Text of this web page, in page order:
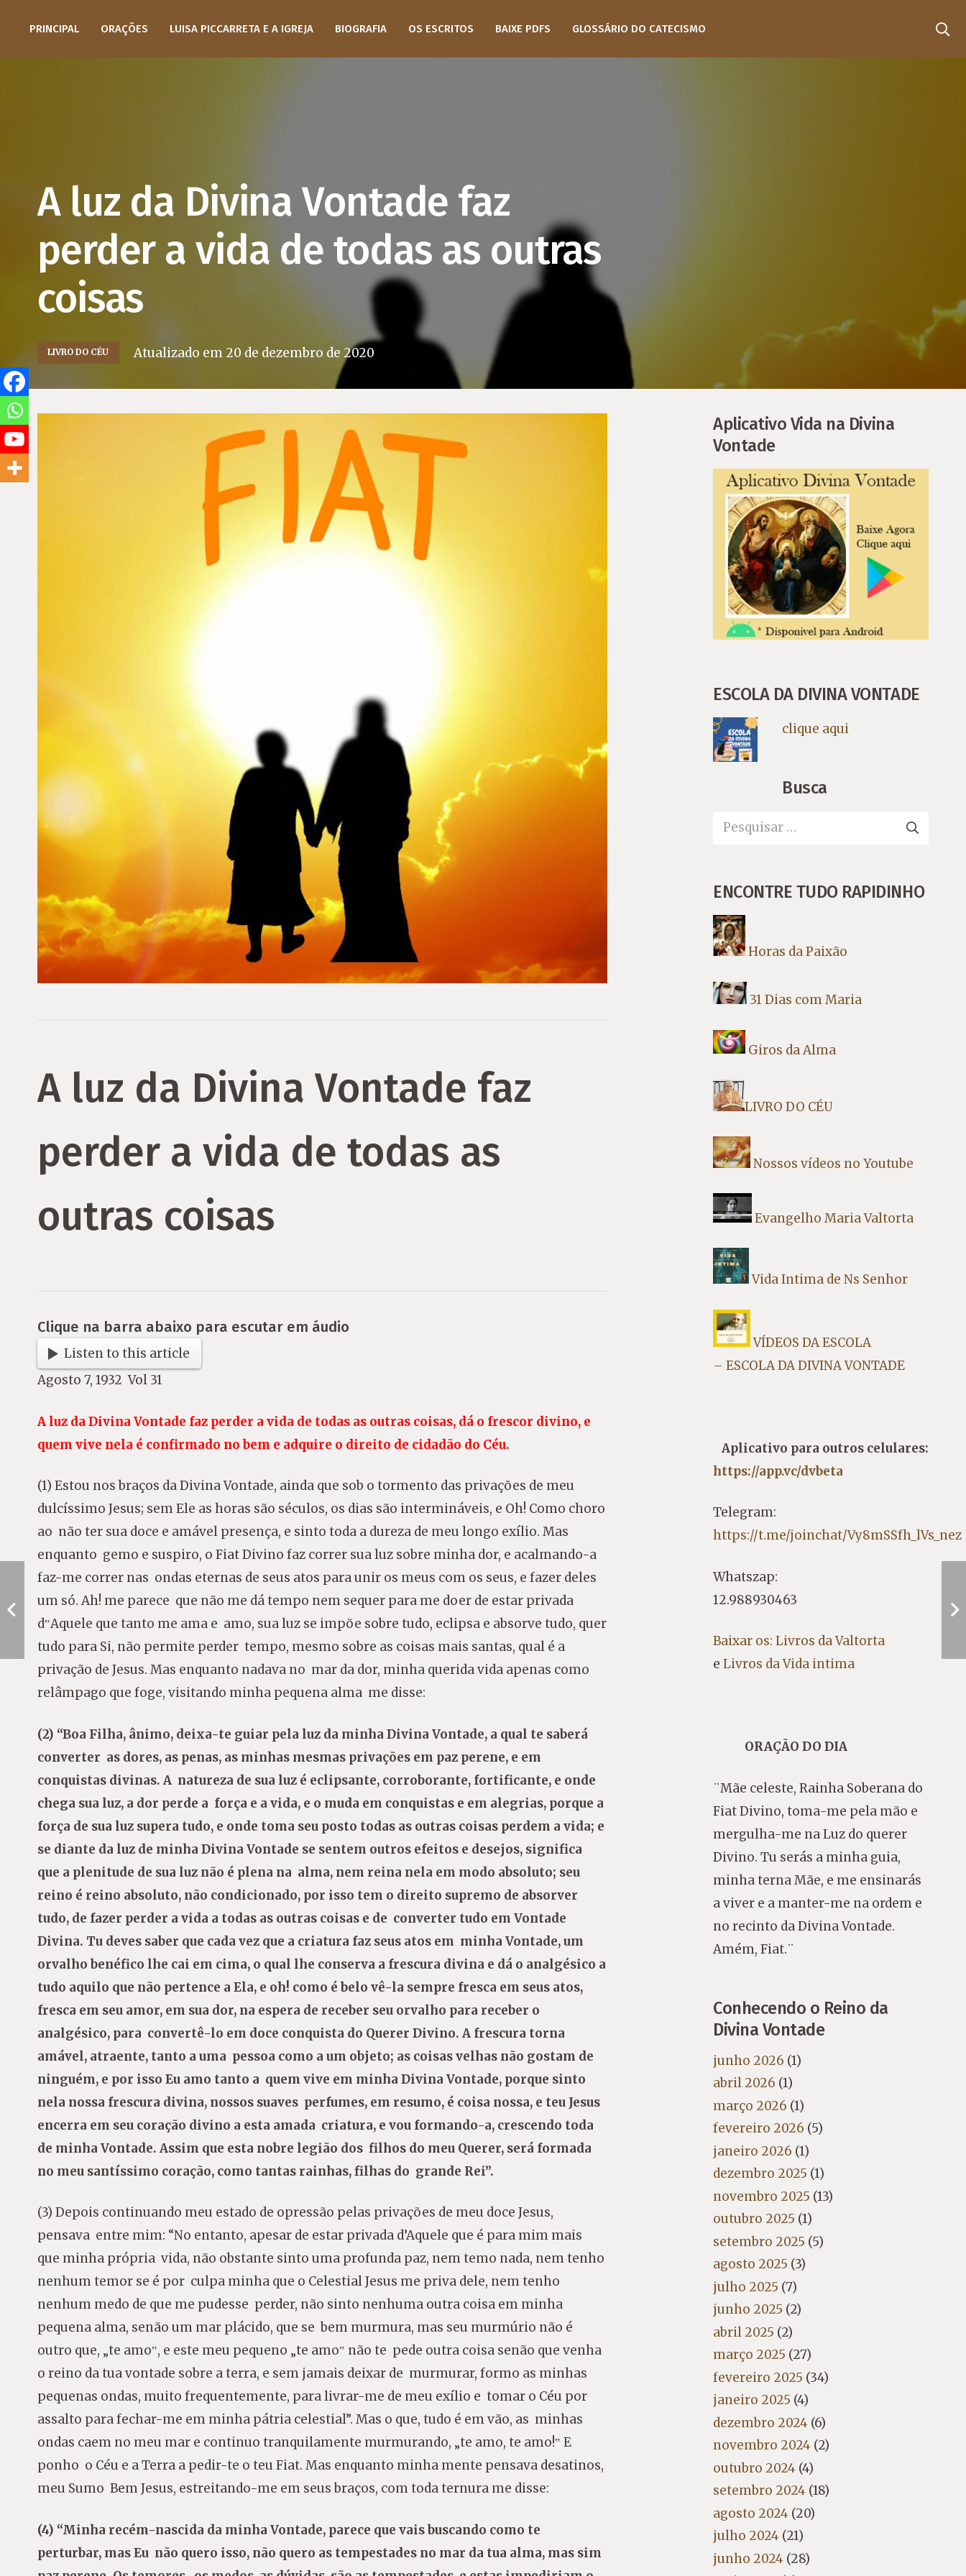
PRINCIPAL ORAÇÕES LUISA PICCARRETA E A IGREJA BIOGRAFIA OS ESCRITOS BAIXE PDFS GLOSSÁRIO DO CATECISMO
A luz da Divina Vontade faz
perder a vida de todas as outras
coisas
LIVRO DO CÉU Atualizado em 20 de dezembro de 2020
A luz da Divina Vontade faz
perder a vida de todas as
outras coisas
Clique na barra abaixo para escutar em áudio
Listen to this article
Agosto 7, 1932 Vol 31
A luz da Divina Vontade faz perder a vida de todas as outras coisas, dá o frescor divino, e
quem vive nela é confirmado no bem e adquire o direito de cidadão do Céu.
(1) Estou nos braços da Divina Vontade, ainda que sob o tormento das privações de meu
dulcíssimo Jesus; sem Ele as horas são séculos, os dias são intermináveis, e Oh! Como choro
ao não ter sua doce e amável presença, e sinto toda a dureza de meu longo exílio. Mas
enquanto gemo e suspiro, o Fiat Divino faz correr sua luz sobre minha dor, e acalmando-a
faz-me correr nas ondas eternas de seus atos para unir os meus com os seus, e fazer deles
um só. Ah! me parece que não me dá tempo nem sequer para me doer de estar privada
d‟Aquele que tanto me ama e amo, sua luz se impõe sobre tudo, eclipsa e absorve tudo, quer
tudo para Si, não permite perder tempo, mesmo sobre as coisas mais santas, qual é a
privação de Jesus. Mas enquanto nadava no mar da dor, minha querida vida apenas como
relâmpago que foge, visitando minha pequena alma me disse:
(2) “Boa Filha, ânimo, deixa-te guiar pela luz da minha Divina Vontade, a qual te saberá
converter as dores, as penas, as minhas mesmas privações em paz perene, e em
conquistas divinas. A natureza de sua luz é eclipsante, corroborante, fortificante, e onde
chega sua luz, a dor perde a força e a vida, e o muda em conquistas e em alegrias, porque a
força de sua luz supera tudo, e onde toma seu posto todas as outras coisas perdem a vida; e
se diante da luz de minha Divina Vontade se sentem outros efeitos e desejos, significa
que a plenitude de sua luz não é plena na alma, nem reina nela em modo absoluto; seu
reino é reino absoluto, não condicionado, por isso tem o direito supremo de absorver
tudo, de fazer perder a vida a todas as outras coisas e de converter tudo em Vontade
Divina. Tu deves saber que cada vez que a criatura faz seus atos em minha Vontade, um
orvalho benéfico lhe cai em cima, o qual lhe conserva a frescura divina e dá o analgésico a
tudo aquilo que não pertence a Ela, e oh! como é belo vê-la sempre fresca em seus atos,
fresca em seu amor, em sua dor, na espera de receber seu orvalho para receber o
analgésico, para convertê-lo em doce conquista do Querer Divino. A frescura torna
amável, atraente, tanto a uma pessoa como a um objeto; as coisas velhas não gostam de
ninguém, e por isso Eu amo tanto a quem vive em minha Divina Vontade, porque sinto
nela nossa frescura divina, nossos suaves perfumes, em resumo, é coisa nossa, e teu Jesus
encerra em seu coração divino a esta amada criatura, e vou formando-a, crescendo toda
de minha Vontade. Assim que esta nobre legião dos filhos do meu Querer, será formada
no meu santíssimo coração, como tantas rainhas, filhas do grande Rei”.
(3) Depois continuando meu estado de opressão pelas privações de meu doce Jesus,
pensava entre mim: “No entanto, apesar de estar privada d’Aquele que é para mim mais
que minha própria vida, não obstante sinto uma profunda paz, nem temo nada, nem tenho
nenhum temor se é por culpa minha que o Celestial Jesus me priva dele, nem tenho
nenhum medo de que me pudesse perder, não sinto nenhuma outra coisa em minha
pequena alma, senão um mar plácido, que se bem murmura, mas seu murmúrio não é
outro que, „te amo‟, e este meu pequeno „te amo‟ não te pede outra coisa senão que venha
o reino da tua vontade sobre a terra, e sem jamais deixar de murmurar, formo as minhas
pequenas ondas, muito frequentemente, para livrar-me de meu exílio e tomar o Céu por
assalto para fechar-me em minha pátria celestial”. Mas o que, tudo é em vão, as minhas
ondas caem no meu mar e continuo tranquilamente murmurando, „te amo, te amo!‟ E
ponho o Céu e a Terra a pedir-te o teu Fiat. Mas enquanto minha mente pensava desatinos,
meu Sumo Bem Jesus, estreitando-me em seus braços, com toda ternura me disse:
(4) “Minha recém-nascida da minha Vontade, parece que vais buscando como te
perturbar, mas Eu não quero isso, não quero as tempestades no mar da tua alma, mas sim
Aplicativo Vida na Divina
Vontade
ESCOLA DA DIVINA VONTADE
clique aqui
Busca
Pesquisar
ENCONTRE TUDO RAPIDINHO
Horas da Paixão
31 Dias com Maria
Giros da Alma
LIVRO DO CÉU
Nossos vídeos no Youtube
Evangelho Maria Valtorta
Vida Intima de Ns Senhor
VÍDEOS DA ESCOLA
– ESCOLA DA DIVINA VONTADE
Aplicativo para outros celulares:
https://app.vc/dvbeta
Telegram:
https://t.me/joinchat/Vy8mSSfh_lVs_nez
Whatszap:
12.988930463
Baixar os: Livros da Valtorta
e Livros da Vida intima
ORAÇÃO DO DIA
¨Mãe celeste, Rainha Soberana do
Fiat Divino, toma-me pela mão e
mergulha-me na Luz do querer
Divino. Tu serás a minha guia,
minha terna Mãe, e me ensinarás
a viver e a manter-me na ordem e
no recinto da Divina Vontade.
Amém, Fiat.¨
Conhecendo o Reino da
Divina Vontade
junho 2026 (1)
abril 2026 (1)
março 2026 (1)
fevereiro 2026 (5)
janeiro 2026 (1)
dezembro 2025 (1)
novembro 2025 (13)
outubro 2025 (1)
setembro 2025 (5)
agosto 2025 (3)
julho 2025 (7)
junho 2025 (2)
abril 2025 (2)
março 2025 (27)
fevereiro 2025 (34)
janeiro 2025 (4)
dezembro 2024(6)
novembro 2024(2)
outubro 2024(4)
setembro 2024(18)
agosto 2024(20)
julho 2024(21)
junho 2024(28)